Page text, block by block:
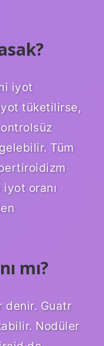
iyot
tüketilirse,
Tüm
oranı
mı?
denir. Guatr
Nodüler